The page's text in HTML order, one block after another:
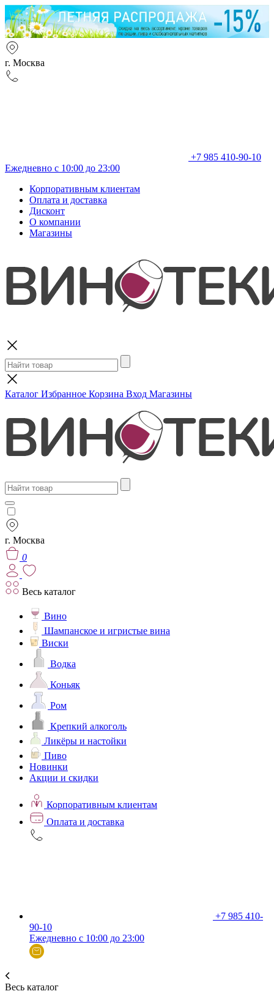
г. Москва
+7 985 410-90-10
Ежедневно с 10:00 до 23:00
Корпоративным клиентам
Оплата и доставка
Дисконт
О компании
Магазины
Каталог Избранное Корзина Вход Магазины
г. Москва
0
Весь каталог
Вино
Шампанское и игристые вина
Виски
Водка
Коньяк
Ром
Крепкий алкоголь
Ликёры и настойки
Пиво
Новинки
Акции и скидки
Корпоративным клиентам
Оплата и доставка
+7 985 410-
90-10
Ежедневно с 10:00 до 23:00
Весь каталог